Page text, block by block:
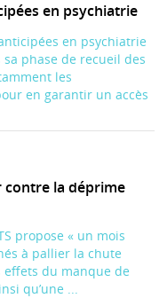
en psychiatrie
en psychiatrie
phase de recueil des
les
en garantir un accès
contre la déprime
propose « un mois
à pallier la chute
effets du manque de
qu’une ...